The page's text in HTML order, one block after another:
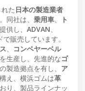
た 日本の製造業者
同社は、 乗用車、
ト
供し、 ADVAN、
販売しています。
、
コンベヤーベル
を生産し、先進的なゴ
製造拠点を有し、 ア
え、横浜ゴムは革
り、製品ラインナッ